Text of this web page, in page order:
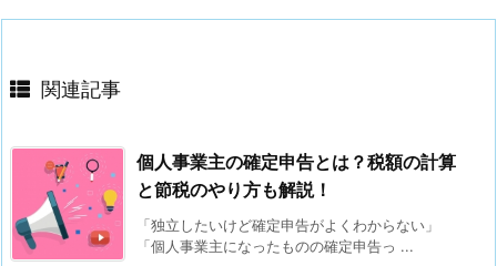
関連記事
個人事業主の確定申告とは？税額の計算
と節税のやり方も解説！
「独立したいけど確定申告がよくわからない」
「個人事業主になったものの確定申告っ ...